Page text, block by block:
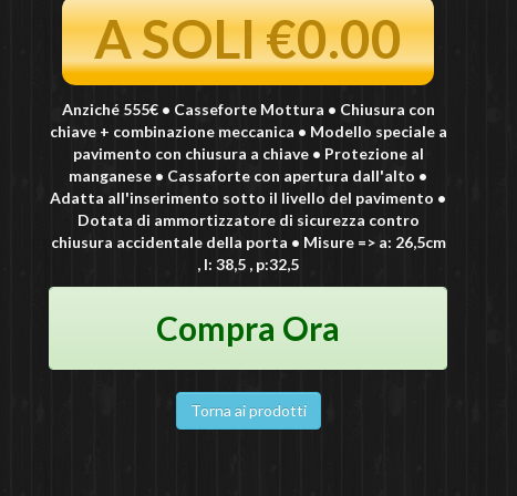
A SOLI €0.00
Anziché 555€ • Casseforte Mottura • Chiusura con
chiave + combinazione meccanica • Modello speciale a
pavimento con chiusura a chiave • Protezione al
manganese • Cassaforte con apertura dall'alto •
Adatta all'inserimento sotto il livello del pavimento •
Dotata di ammortizzatore di sicurezza contro
chiusura accidentale della porta • Misure => a: 26,5cm
, l: 38,5 , p:32,5
Compra Ora
Torna ai prodotti